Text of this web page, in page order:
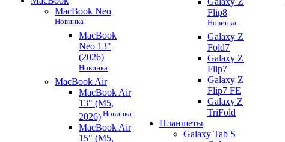
MacBook Neo
Новинка
MacBook
Neo 13"
(2026)
Новинка
MacBook Air
MacBook Air
13" (M5,
2026) Новинка
MacBook Air
15" (M5,
Flip8
Новинка
Galaxy Z
Fold7
Galaxy Z
Flip7
Galaxy Z
Flip7 FE
Galaxy Z
TriFold
Планшеты
Galaxy Tab S